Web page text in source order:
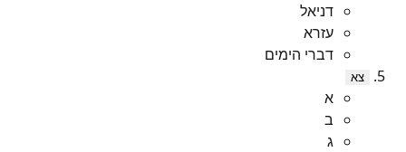
דניאל
עזרא
דברי הימים
צא
א
ב
ג